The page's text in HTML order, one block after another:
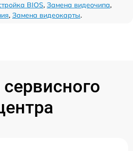
BIOS, Замена видеочипа,
, Замена видеокарты.